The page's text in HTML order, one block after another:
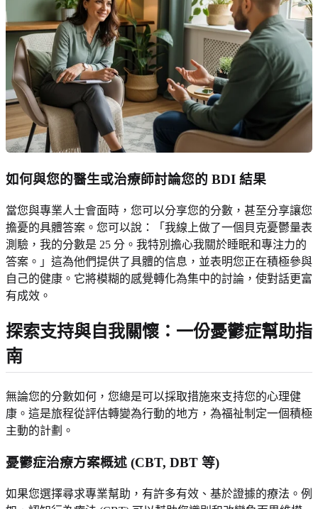
如何與您的醫生或治療師討論您的 BDI 結果
當您與專業人士會面時，您可以分享您的分數，甚至分享讓您
擔憂的具體答案。您可以說：「我線上做了一個貝克憂鬱量表
測驗，我的分數是 25 分。我特別擔心我關於睡眠和專注力的
答案。」這為他們提供了具體的信息，並表明您正在積極參與
自己的健康。它將模糊的感覺轉化為集中的討論，使對話更富
有成效。
探索支持與自我關懷：一份憂鬱症幫助指
南
無論您的分數如何，您總是可以採取措施來支持您的心理健
康。這是旅程從評估轉變為行動的地方，為福祉制定一個積極
主動的計劃。
憂鬱症治療方案概述 (CBT, DBT 等)
如果您選擇尋求專業幫助，有許多有效、基於證據的療法。例